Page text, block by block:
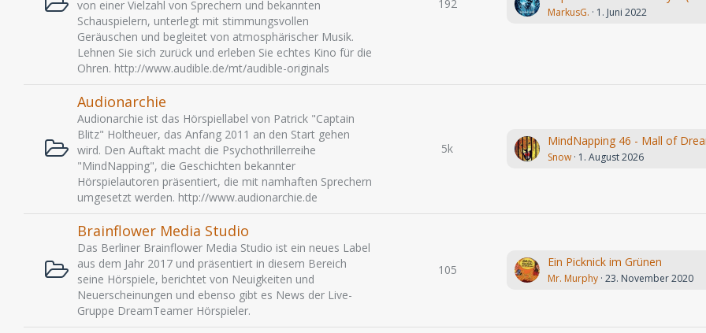
von einer Vielzahl von Sprechern und bekannten
Schauspielern, unterlegt mit stimmungsvollen
Geräuschen und begleitet von atmosphärischer Musik.
Lehnen Sie sich zurück und erleben Sie echtes Kino für die
Ohren. http://www.audible.de/mt/audible-originals
192
MarkusG. 1. Juni 2022
Audionarchie
Audionarchie ist das Hörspiellabel von Patrick "Captain
Blitz" Holtheuer, das Anfang 2011 an den Start gehen
wird. Den Auftakt macht die Psychothrillerreihe
"MindNapping", die Geschichten bekannter
Hörspielautoren präsentiert, die mit namhaften Sprechern
umgesetzt werden. http://www.audionarchie.de
5k
MindNapping 46 - Mall of
Snow 1. August 2026
Brainflower Media Studio
Das Berliner Brainflower Media Studio ist ein neues Label
aus dem Jahr 2017 und präsentiert in diesem Bereich
seine Hörspiele, berichtet von Neuigkeiten und
Neuerscheinungen und ebenso gibt es News der Live-
Gruppe DreamTeamer Hörspieler.
105
Ein Picknick im Grünen
Mr. Murphy 23. November 2020